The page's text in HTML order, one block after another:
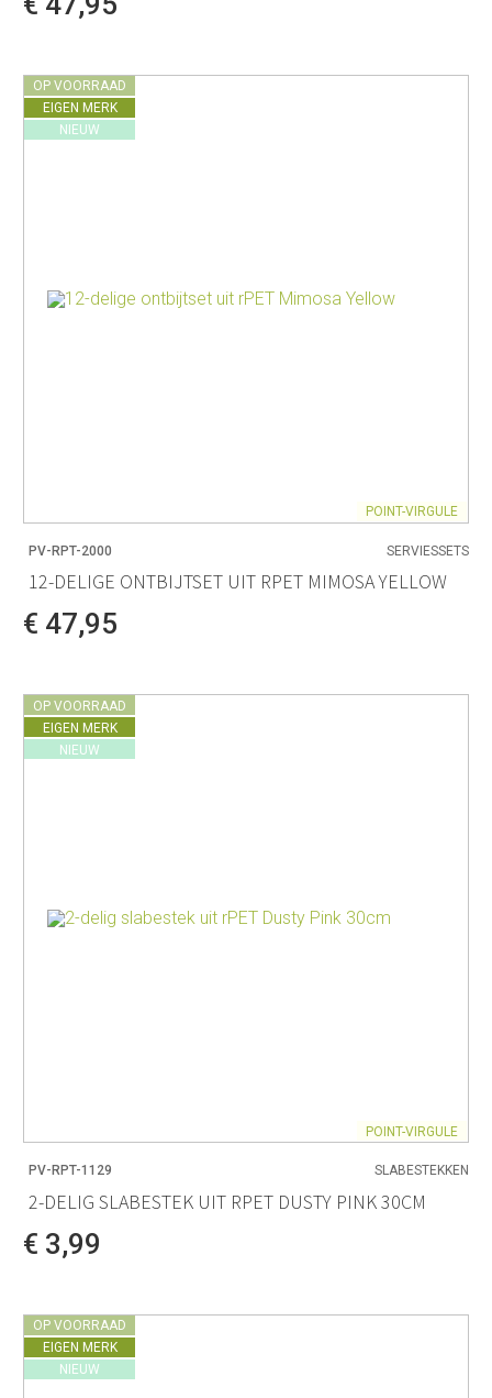
OP VOORRAAD
EIGEN MERK
NIEUW
POINT-VIRGULE
PV-RPT-2000 SERVIESSETS
12-DELIGE ONTBIJTSET UIT RPET MIMOSA YELLOW
€ 47,95
OP VOORRAAD
EIGEN MERK
NIEUW
POINT-VIRGULE
PV-RPT-1129 SLABESTEKKEN
2-DELIG SLABESTEK UIT RPET DUSTY PINK 30CM
€ 3,99
OP VOORRAAD
EIGEN MERK
NIEUW